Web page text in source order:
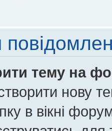
тему на
нову
в вікні